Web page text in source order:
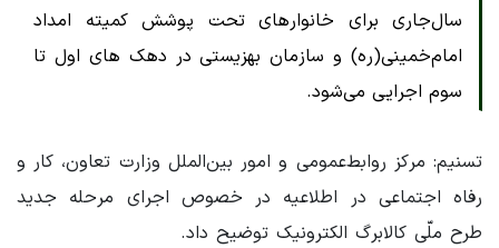
سال‌جاری برای خانوارهای تحت پوشش کمیته امداد
امام‌خمینی(ره) و سازمان بهزیستی در دهک های اول تا
سوم اجرایی می‌شود.
تسنیم: مرکز روابط‌عمومی و امور بین‌الملل وزارت تعاون، کار و
رفاه اجتماعی در اطلاعیه در خصوص اجرای مرحله جدید
طرح ملّی کالابرگ الکترونیک توضیح داد.